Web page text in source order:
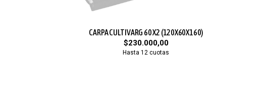
CARPA CULTIVARG 60 X2 (120X60X160)
$230.000,00
Hasta 12 cuotas